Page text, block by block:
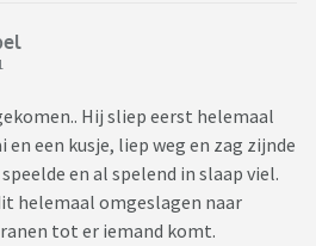
Hij sliep eerst helemaal
en een kusje, liep weg en zag zijnde
en al spelend in slaap viel.
helemaal omgeslagen naar
tot er iemand komt.